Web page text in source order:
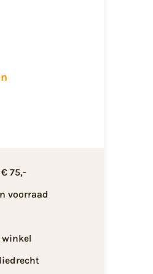
75,-
voorraad
winkel